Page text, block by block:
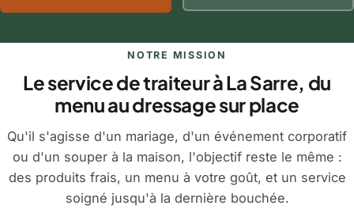
NOTRE MISSION
Le service de traiteur à La Sarre, du
menu au dressage sur place
Qu'il s'agisse d'un mariage, d'un événement corporatif
ou d'un souper à la maison, l'objectif reste le même :
des produits frais, un menu à votre goût, et un service
soigné jusqu'à la dernière bouchée.